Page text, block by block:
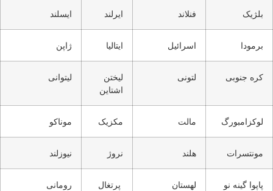
بلژیک فنلاند ایرلند ایسلند
برمودا اسرائيل ایتالیا ژاپن
کره جنوبی لتونی
لیختن
اشتاین
لیتوانی
لوکزامبورگ مالت مکزیک موناکو
مونتسرات هلند نروژ نیوزلند
پاپوا گینه نو لهستان پرتغال رومانی